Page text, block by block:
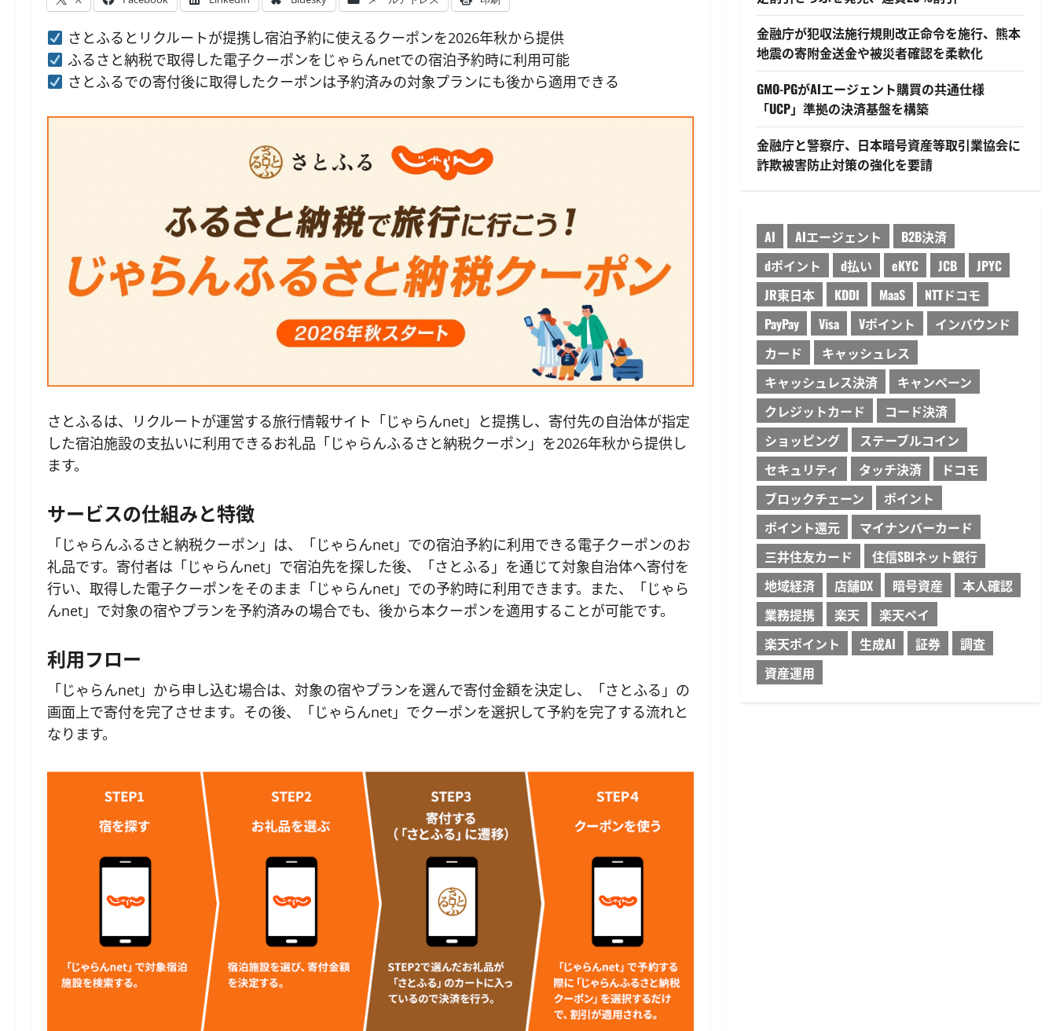
さとふるとリクルートが提携し宿泊予約に使えるクーポンを2026年秋から提供
ふるさと納税で取得した電子クーポンをじゃらんnetでの宿泊予約時に利用可能
さとふるでの寄付後に取得したクーポンは予約済みの対象プランにも後から適用できる
さとふるは、リクルートが運営する旅行情報サイト「じゃらんnet」と提携し、寄付先の自治体が指定
した宿泊施設の支払いに利用できるお礼品「じゃらんふるさと納税クーポン」を2026年秋から提供し
ます。
サービスの仕組みと特徴
「じゃらんふるさと納税クーポン」は、「じゃらんnet」での宿泊予約に利用できる電子クーポンのお
礼品です。寄付者は「じゃらんnet」で宿泊先を探した後、「さとふる」を通じて対象自治体へ寄付を
行い、取得した電子クーポンをそのまま「じゃらんnet」での予約時に利用できます。また、「じゃら
んnet」で対象の宿やプランを予約済みの場合でも、後から本クーポンを適用することが可能です。
利用フロー
「じゃらんnet」から申し込む場合は、対象の宿やプランを選んで寄付金額を決定し、「さとふる」の
画面上で寄付を完了させます。その後、「じゃらんnet」でクーポンを選択して予約を完了する流れと
なります。
金融庁が犯収法施行規則改正命令を施行、熊本
地震の寄附金送金や被災者確認を柔軟化
GMO-PGがAIエージェント購買の共通仕様
「UCP」準拠の決済基盤を構築
金融庁と警察庁、日本暗号資産等取引業協会に
詐欺被害防止対策の強化を要請
AI AIエージェント
B2B決済
dポイント
d払い eKYC JCB
JPYC
JR東日本
KDDI MaaS
NTTドコモ
PayPay
Visa Vポイント
インバウンド
カード
キャッシュレス
キャッシュレス決済
キャンペーン
クレジットカード
コード決済
ショッピング
ステーブルコイン
セキュリティ
タッチ決済
ドコモ
ブロックチェーン
ポイント
ポイント還元
マイナンバーカード
三井住友カード
住信SBIネット銀行
地域経済
店舗DX 暗号資産
本人確認
業務提携
楽天
楽天ペイ
楽天ポイント
生成AI 証券
調査
資産運用